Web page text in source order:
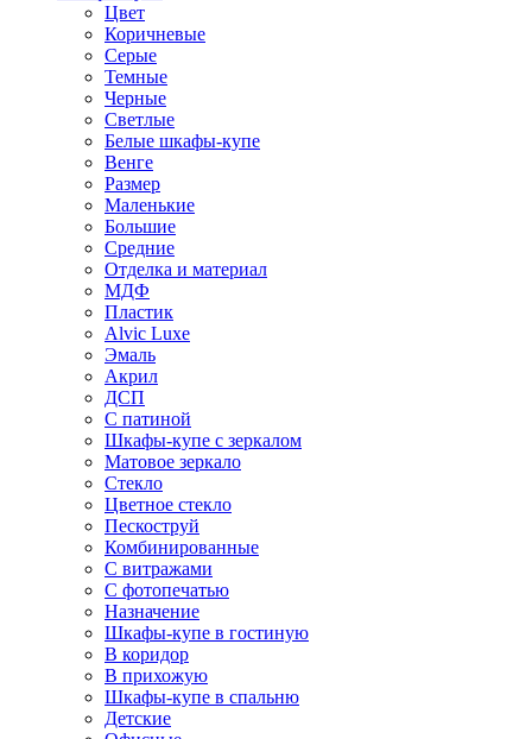
Цвет
Коричневые
Серые
Темные
Черные
Светлые
Белые шкафы-купе
Венге
Размер
Маленькие
Большие
Средние
Отделка и материал
МДФ
Пластик
Alvic Luxe
Эмаль
Акрил
ДСП
С патиной
Шкафы-купе с зеркалом
Матовое зеркало
Стекло
Цветное стекло
Пескоструй
Комбинированные
С витражами
С фотопечатью
Назначение
Шкафы-купе в гостиную
В коридор
В прихожую
Шкафы-купе в спальню
Детские